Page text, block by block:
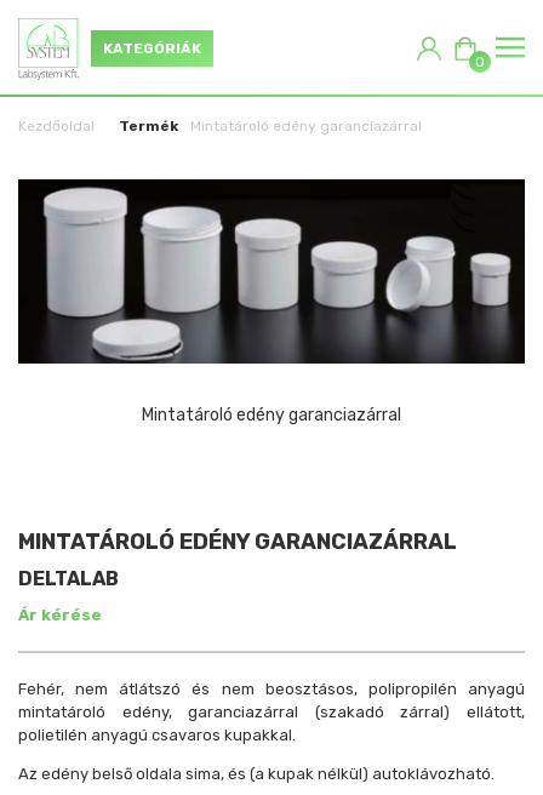
KATEGÓRIÁK
0
Kezdőoldal Termék Mintatároló edény garanciazárral
Mintatároló edény garanciazárral
MINTATÁROLÓ EDÉNY GARANCIAZÁRRAL
DELTALAB
Ár kérése
Fehér, nem átlátszó és nem beosztásos, polipropilén anyagú
mintatároló edény, garanciazárral (szakadó zárral) ellátott,
polietilén anyagú csavaros kupakkal.
Az edény belső oldala sima, és (a kupak nélkül) autoklávozható.